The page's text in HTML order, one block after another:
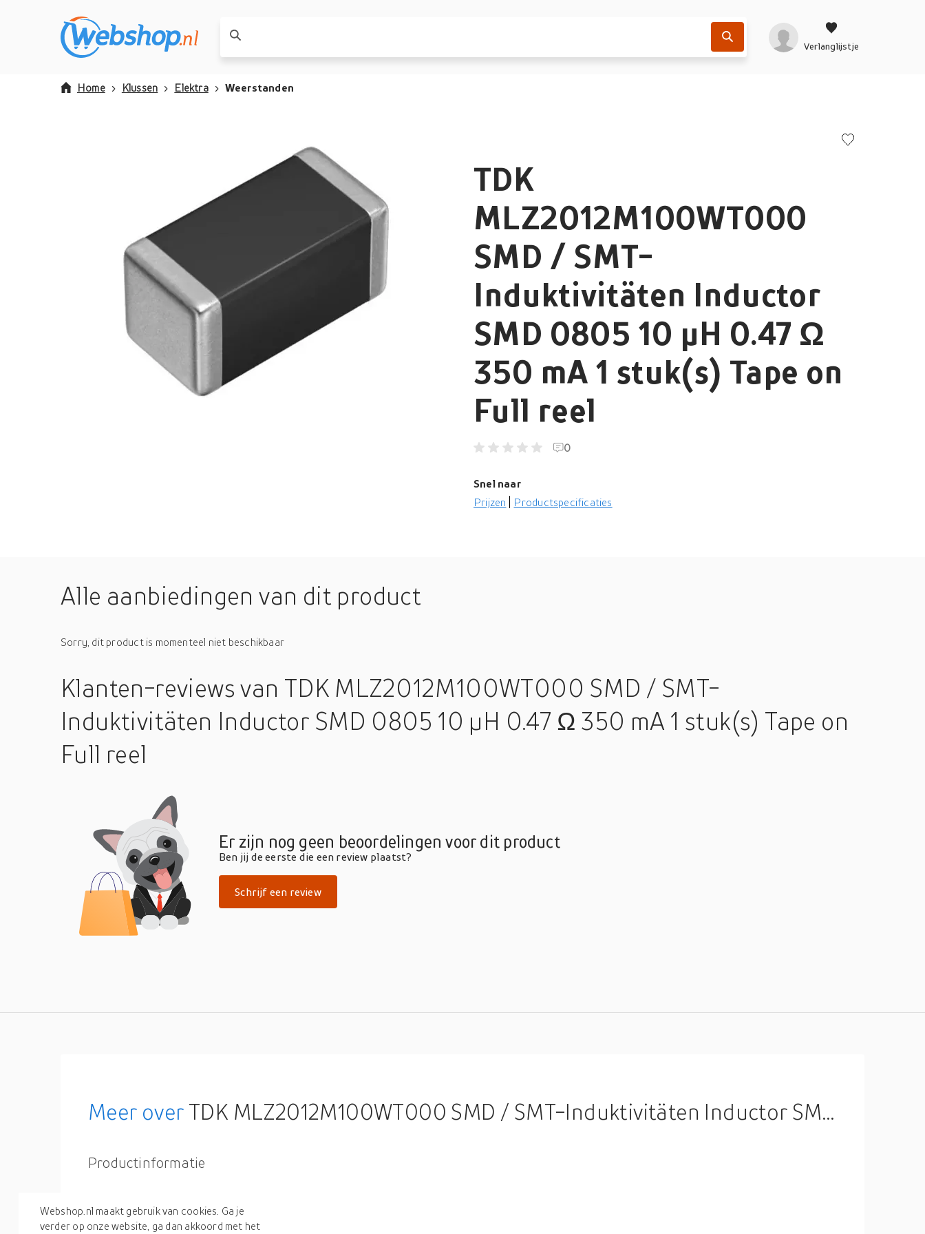
Verlanglijstje
Home Klussen Elektra Weerstanden
TDK
MLZ2012M100WT000
SMD / SMT-
Induktivitäten Inductor
SMD 0805 10 µH 0.47 Ω
350 mA 1 stuk(s) Tape on
Full reel
0
Snel naar
Prijzen
Productspecificaties
Alle aanbiedingen van dit product
Sorry, dit product is momenteel niet beschikbaar
Klanten-reviewsvan TDK MLZ2012M100WT000 SMD / SMT-
Induktivitäten Inductor SMD 0805 10 µH 0.47 Ω 350 mA 1 stuk(s) Tape on
Full reel
Er zijn nog geen beoordelingen voor dit product
Ben jij de eerste die een review plaatst?
Schrijf een review
Meer over TDK MLZ2012M100WT000 SMD / SMT-Induktivitäten Inductor SMD 0805 10 µH 0.47 Ω 350 mA 1 stuk(s) Tape on Full reel
Productinformatie
Productspecificaties
Webshop.nl maakt gebruik van cookies. Ga je
verder op onze website, ga dan akkoord met het